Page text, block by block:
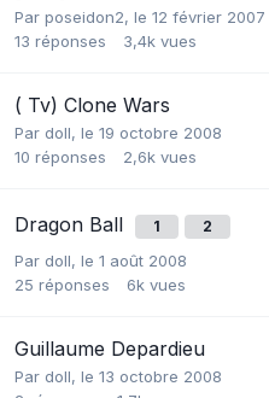
Par poseidon2, le 12 février 2007
13 réponses 3,4k vues
( Tv) Clone Wars
Par doll, le 19 octobre 2008
10 réponses 2,6k vues
Dragon Ball 1 2
Par doll, le 1 août 2008
25 réponses 6k vues
Guillaume Depardieu
Par doll, le 13 octobre 2008